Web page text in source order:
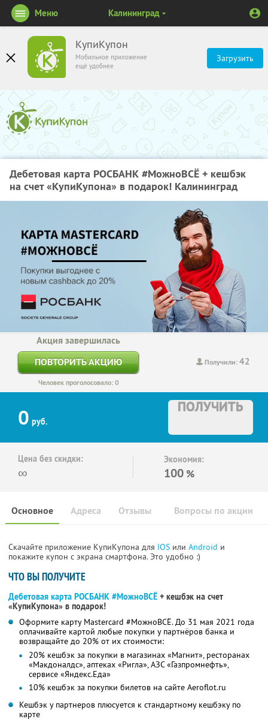
КупиКупон
Мобильное приложение
ещё удобнее
Загрузить
Меню Калининград
Дебетовая карта РОСБАНК #МожноВСЁ + кешбэк
на счет «КупиКупона» в подарок! Калининград
Получили:42
Акция завершилась
ПОВТОРИТЬ АКЦИЮ
Человек проголосовало: 0
0 руб.
ПОЛУЧИТЬ
Цена без скидки:
∞
Экономия:
100 %
Основное Отзывы Вопросы по акции
Адреса
Скачайте приложение КупиКупона для IOS или Android и
покажите купон с экрана смартфона. Это удобно :)
ЧТО ВЫ ПОЛУЧИТЕ
Дебетовая карта РОСБАНК #МожноВСЁ + кешбэк на счет
«КупиКупона» в подарок!
Оформите карту Mastercard #МожноВСЁ. До 31 мая 2021 года
оплачивайте картой любые покупки у партнёров банка и
возвращайте до 20% от их стоимости:
20% кешбэк за покупки в магазинах «Магнит», ресторанах
«Макдоналдс», аптеках «Ригла», АЗС «Газпромнефть»,
сервисе «Яндекс.Еда»
10% кешбэк за покупки билетов на сайте Aeroflot.ru
Кешбэк у партнеров плюсуется к стандартному кешбэку по
карте